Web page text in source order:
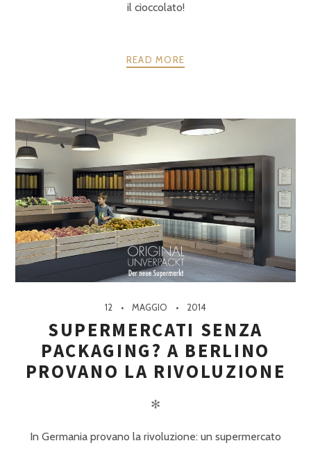
il cioccolato!
READ MORE
12 MAGGIO 2014
SUPERMERCATI SENZA
PACKAGING? A BERLINO
PROVANO LA RIVOLUZIONE
✻
In Germania provano la rivoluzione: un supermercato